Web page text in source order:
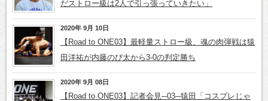
だストロー級は2人で引っ張っていきたい」
2020年 9月 10日
【Road to ONE03】最軽量ストロー級、魂の肉弾戦は猿
田洋祐が内藤のび太から3-0の判定勝ち
2020年 9月 08日
【Road to ONE03】記者会見─03─猿田「コスプレじゃ